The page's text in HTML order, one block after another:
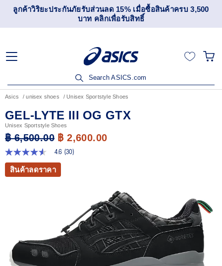
ภัยรับส่วนลด 15% เมื่อซื้อสินค้าครบ 3,500
เข้าร่วม
Search ASICS.com
Asics unisex shoes Unisex Sportstyle Shoes
GEL-LYTE III OG GTX
Unisex Sportstyle Shoes
฿ 6,500.00 ฿ 2,600.00
4.6
จาก
ดาว
หน้า
เดียวกัน
4.6 (30)
สินค้าลดราคา